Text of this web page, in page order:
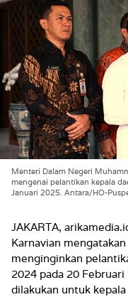
Menteri Dalam Negeri
mengenai pelantikan kepala
Januari 2025. Antara/HO-
JAKARTA,
Karnavian
menginginkan
2024 pada 20
dilakukan untuk